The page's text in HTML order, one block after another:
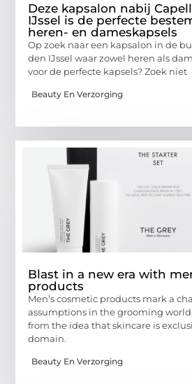
Deze kapsalon nabij
IJssel is de perfecte
heren- en dameskapsels
Op zoek naar een kapsalon in de
den IJssel waar zowel heren als
voor de perfecte kapsels? Zoek niet
Beauty En Verzorging
Blast in a new era with
products
Men’s cosmetic products mark a
assumptions in the grooming
from the idea that skincare is
domain.
Beauty En Verzorging